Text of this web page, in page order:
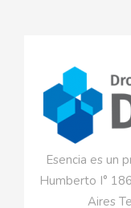
Esencia es un
Humberto I°
Aires